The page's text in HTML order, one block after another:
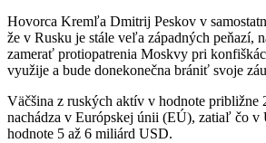
Hovorca Kremľa Dmitrij Peskov v
že v Rusku je stále veľa západných peňazí,
zamerať protiopatrenia Moskvy pri
využije a bude donekonečna brániť svoje
Väčšina z ruských aktív v hodnote približne
nachádza v Európskej únii (EÚ), zatiaľ čo v
hodnote 5 až 6 miliárd USD.